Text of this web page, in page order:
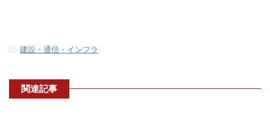
-建設・通信・インフラ
関連記事